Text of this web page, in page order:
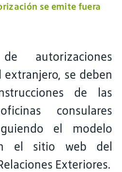
se emite fuera
autorizaciones
se deben
de las
consulares
el modelo
el sitio web del
Exteriores.